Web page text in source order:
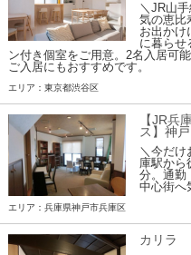
＼JR山
気の恵比
お出かけ
に暮らせ
ン付き個室をご用意。2名入居可
ご入居にもおすすめです。
エリア：東京都渋谷区
【JR兵
ス】神
＼今だけ
庫駅から
分。通勤
中心街へ
エリア：兵庫県神戸市兵庫区
カリラ